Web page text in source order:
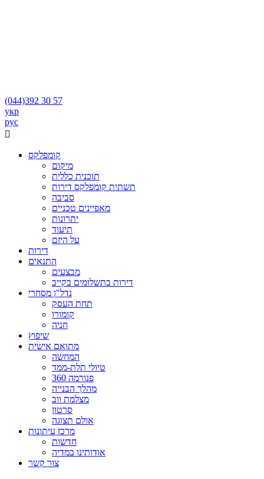
(044)392 30 57
укр
рус

קומפלקס
מיקום
תוכנית כללית
תשתית קומפלקס דירות
סביבה
מאפיינים טכניים
יתרונות
תיעוד
על היזם
דירות
התנאים
מבצעים
דירות בתשלומים בקייב
נדל"ן מסחרי
תחת העסק
קומורו
חניה
שיפוץ
מתואם אישית
המחשה
טיולי תלת-ממד
פנורמה 360
מהלך הבנייה
מצלמת ווב
סרטון
אולם תצוגה
מרכז עיתונות
חדשות
אודותינו במדיה
צור קשר